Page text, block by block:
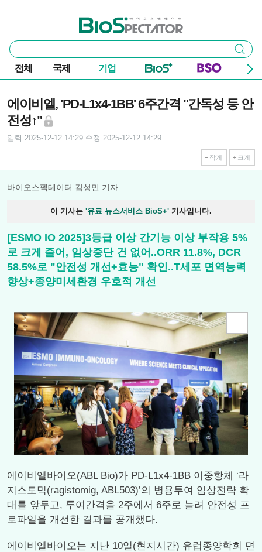
바이오스펙테이터
통
합
검
색
검색
전체 국제 기업
에이비엘, 'PD-L1x4-1BB' 6주간격 "간독성 등 안
전성↑"
입력 2025-12-12 14:29 수정 2025-12-12 14:29
작게 크게
바이오스펙테이터 김성민 기자
이 기사는 '유료 뉴스서비스 BioS+' 기사입니다.
[ESMO IO 2025]3등급 이상 간기능 이상 부작용 5%
로 크게 줄어, 임상중단 건 없어..ORR 11.8%, DCR
58.5%로 "안전성 개선+효능" 확인..T세포 면역능력
향상+종양미세환경 우호적 개선
에이비엘바이오(ABL Bio)가 PD-L1x4-1BB 이중항체 ‘라
지스토믹(ragistomig, ABL503)’의 병용투여 임상전략 확
대를 앞두고, 투여간격을 2주에서 6주로 늘려 안전성 프
로파일을 개선한 결과를 공개했다.
에이비엘바이오는 지난 10일(현지시간) 유럽종양학회 면